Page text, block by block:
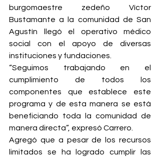
burgomaestre zedeño Víctor
Bustamante a la comunidad de San
Agustín llegó el operativo médico
social con el apoyo de diversas
instituciones y fundaciones.
“Seguimos trabajando en el
cumplimiento de todos los
componentes que establece este
programa y de esta manera se está
beneficiando toda la comunidad de
manera directa”, expresó Carrero.
Agregó que a pesar de los recursos
limitados se ha logrado cumplir las